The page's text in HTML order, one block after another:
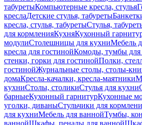
табуретыКомпьютерные кресла, стулья
креслаДетские стулья, табуреты
кресла, стулья, табуретыСтулья,
для кормленияКухняКухонный
модулиСтолешницы для кухниМебель
кресла для гостинойКомоды, тумбы для
стенки, горки для гостинойПолки,
гостинойЖурнальные столы, столы-
домаКресла-качалки, кресла-маятники
кухниСтолы, столикиСтулья для кухни
барныеКухонный гарнитурКухонные
уголки, диваныСтульчики для
для кухниМебель для ваннойТумбы,
ваннойШкафы, пеналы для ванной